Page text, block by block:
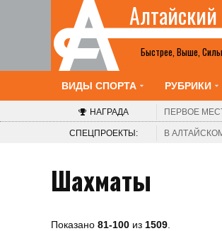
Быстрее, Выше,
Алтайский
Шахматы
2-8 августа. Барнаул.
клуб. V турнир «Красоты
России среди женщин
ВИДЫ СПОРТА РУБРИКИ
НАГРАДА ПЕРВОЕ
СПЕЦПРОЕКТЫ: В
Шахматы
Показано 81-100 из 1509